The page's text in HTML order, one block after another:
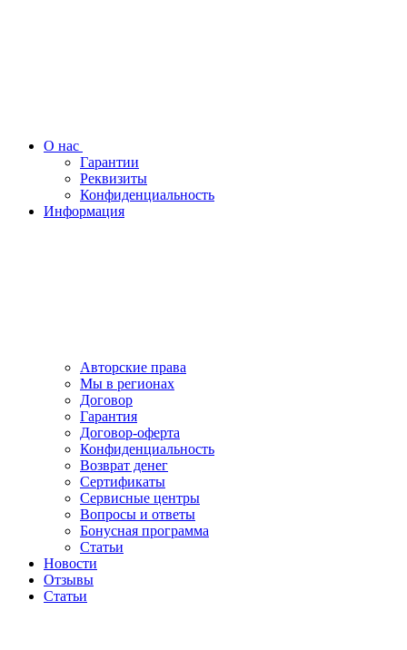
О нас
Гарантии
Реквизиты
Конфиденциальность
Информация
Авторские права
Мы в регионах
Договор
Гарантия
Договор-оферта
Конфиденциальность
Возврат денег
Сертификаты
Сервисные центры
Вопросы и ответы
Бонусная программа
Статьи
Новости
Отзывы
Статьи